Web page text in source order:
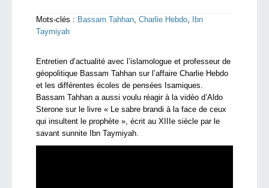
Mots-clés : Bassam Tahhan, Charlie Hebdo,
Ibn
Taymiyah
Entretien d’actualité avec l’islamologue et professeur de
géopolitique Bassam Tahhan sur l’affaire Charlie Hebdo
et les différentes écoles de pensées Isamiques.
Bassam Tahhan a aussi voulu réagir à la vidéo d’Aldo
Sterone sur le livre « Le sabre brandi à la face de ceux
qui insultent le prophète », écrit au XIIIe siècle par le
savant sunnite Ibn Taymiyah.